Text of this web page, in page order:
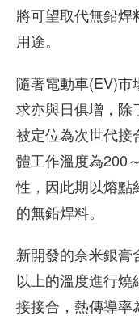
將可望取代無鉛
用途。
隨著電動車(EV)市
求亦與日俱增，除
被定位為次世代接
體工作溫度為200
性，因此期以熔
的無鉛焊料。
新開發的奈米銀
以上的溫度進行
接接合，熱傳導率